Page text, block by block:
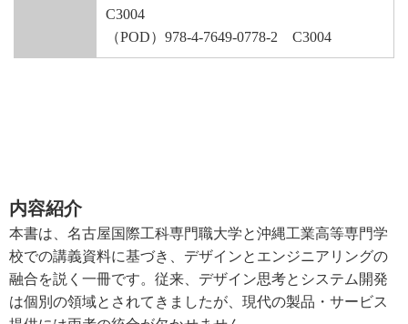
C3004
（POD）978-4-7649-0778-2 C3004
内容紹介
本書は、名古屋国際工科専門職大学と沖縄工業高等専門学
校での講義資料に基づき、デザインとエンジニアリングの
融合を説く一冊です。従来、デザイン思考とシステム開発
は個別の領域とされてきましたが、現代の製品・サービス